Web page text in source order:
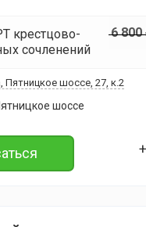
крестцово-
сочленений
6 800
Пятницкое шоссе, 27, к.2
шоссе